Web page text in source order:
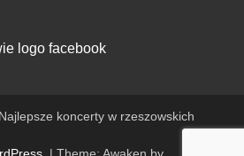
koncerty w rzeszowskich